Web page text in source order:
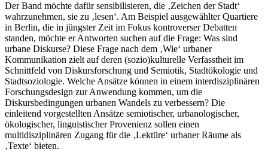
Der Band möchte dafür sensibilisieren, die ‚Zeichen der Stadt‘
wahrzunehmen, sie zu ‚lesen‘. Am Beispiel ausgewählter Quartiere
in Berlin, die in jüngster Zeit im Fokus kontroverser Debatten
standen, möchte er Antworten suchen auf die Frage: Was sind
urbane Diskurse? Diese Frage nach dem ‚Wie‘ urbaner
Kommunikation zielt auf deren (sozio)kulturelle Verfasstheit im
Schnittfeld von Diskursforschung und Semiotik, Stadtökologie und
Stadtsoziologie. Welche Ansätze können in einem interdisziplinären
Forschungsdesign zur Anwendung kommen, um die
Diskursbedingungen urbanen Wandels zu verbessern? Die
einleitend vorgestellten Ansätze semiotischer, urbanologischer,
ökologischer, linguistischer Provenienz sollen einen
multidisziplinären Zugang für die ‚Lektüre‘ urbaner Räume als
‚Texte‘ bieten.